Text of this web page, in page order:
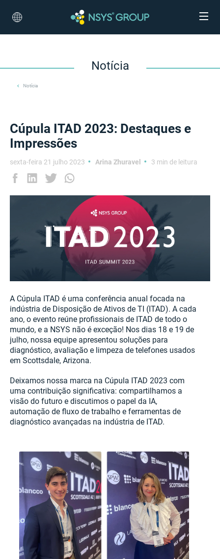
Notícia
Notícia
Cúpula ITAD 2023: Destaques e
Impressões
sexta-feira 21 julho 2023 Arina Zhuravel 3 min de leitura
A Cúpula ITAD é uma conferência anual focada na
indústria de Disposição de Ativos de TI (ITAD). A cada
ano, o evento reúne profissionais de ITAD de todo o
mundo, e a NSYS não é exceção! Nos dias 18 e 19 de
julho, nossa equipe apresentou soluções para
diagnóstico, avaliação e limpeza de telefones usados
em Scottsdale, Arizona.
Deixamos nossa marca na Cúpula ITAD 2023 com
uma contribuição significativa: compartilhamos a
visão do futuro e discutimos o papel da IA,
automação de fluxo de trabalho e ferramentas de
diagnóstico avançadas na indústria de ITAD.